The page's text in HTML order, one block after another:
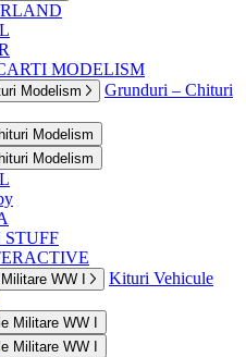
MODELISM
Modelism
Grunduri – Chituri
Modelism
Modelism
STUFF
WW I
Kituri Vehicule
Militare WW I
Militare WW I